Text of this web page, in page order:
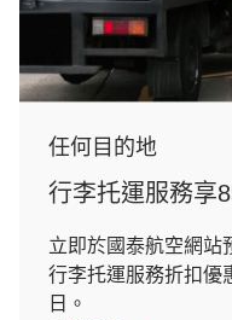
任何目的地
行李托運服務享
立即於國泰航空網站
行李托運服務折扣優
日。